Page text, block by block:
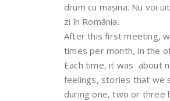
drum cu mașina. Nu voi
zi în România.
After this first meeting,
times per month, in the
Each time, it was about
feelings, stories that we
during one, two or three